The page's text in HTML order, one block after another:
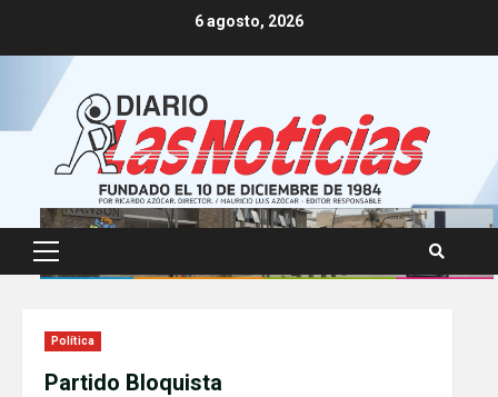
6 agosto, 2026
Primary
Menu
Política
Partido Bloquista